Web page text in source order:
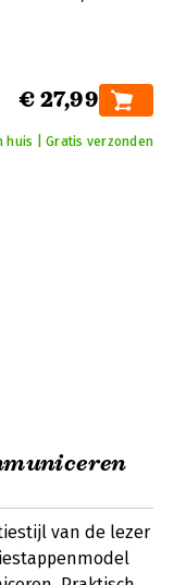
€ 27,99
huis | Gratis verzonden
van de lezer